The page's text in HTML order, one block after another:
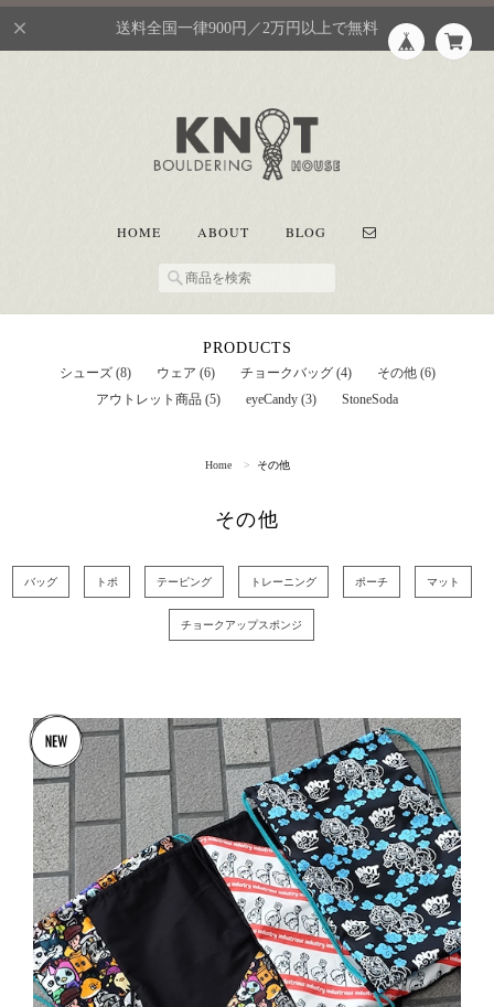
送料全国一律900円／2万円以上で無料
HOME ABOUT BLOG
PRODUCTS
シューズ (8) ウェア (6) チョークバッグ (4)
その他 (6)
アウトレット商品 (5)
eyeCandy (3) StoneSoda
Home その他
その他
バッグ トポ テーピング トレーニング ポーチ マット
チョークアップスポンジ